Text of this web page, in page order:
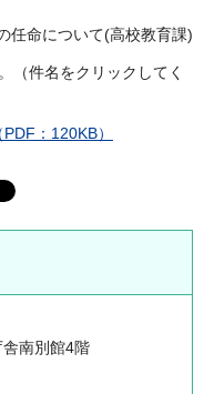
任命について(高校教育課)
（件名をクリックしてく
：120KB）
南別館4階